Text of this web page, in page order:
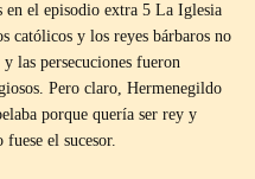
en el episodio extra 5 La Iglesia
católicos y los reyes bárbaros no
las persecuciones fueron
Pero claro, Hermenegildo
porque quería ser rey y
el sucesor.